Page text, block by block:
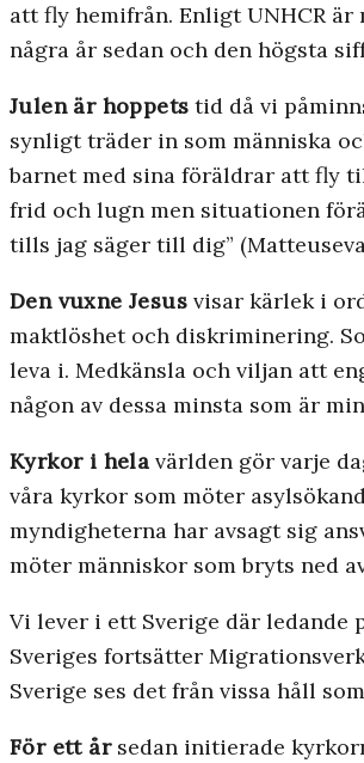
att fly hemifrån. Enligt UNHCR
några år sedan och den högsta
Julen är hoppets tid då vi
synligt träder in som människa
barnet med sina föräldrar att fly
frid och lugn men situationen
tills jag säger till dig”
Den vuxne Jesus visar kärlek i
maktlöshet och diskriminering.
leva i. Medkänsla och viljan att
någon av dessa minsta som är
Kyrkor i hela världen gör varje
våra kyrkor som möter
myndigheterna har avsagt sig
möter människor som bryts ned
Vi lever i ett Sverige där
Sveriges fortsätter
Sverige ses det från vissa håll
För ett årsedan initierade